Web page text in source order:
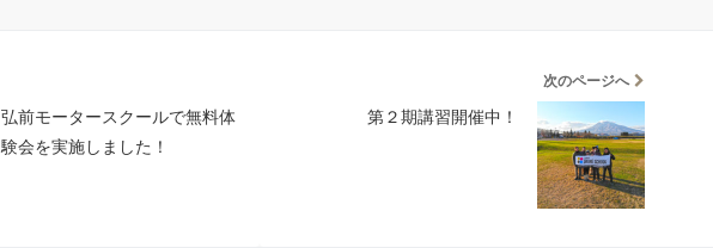
弘前モータースクールで無料体
験会を実施しました！
次のページへ
第２期講習開催中！